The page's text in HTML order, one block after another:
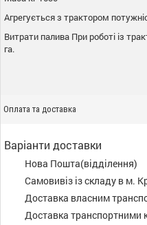
Агрегується з трактором
Витрати палива При роботі із
га.
Оплата та доставка
Варіанти доставки
Нова Пошта(відділення)
Самовивіз із складу в м.
Доставка власним
Доставка транспортними